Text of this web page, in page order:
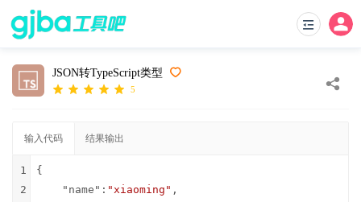
JSON转TypeScript类型
5
输入代码 结果输出
1
{
2
"name" : "xiaoming" ,